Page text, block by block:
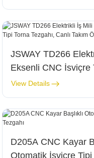
JSWAY TD266
Eksenli CNC İsviçre
Tezgahı, Canlı
View Details
D205A CNC Kayar
Otomatik İsviçre Tipi